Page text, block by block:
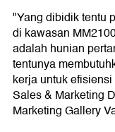
"Yang dibidik tentu
di kawasan
adalah hunian
tentunya
kerja untuk
Sales & Marketing
Marketing Gallery